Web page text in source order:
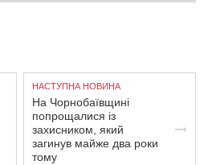
НАСТУПНА НОВИНА
На Чорнобаївщині
попрощалися із
захисником, який
загинув майже два роки
тому